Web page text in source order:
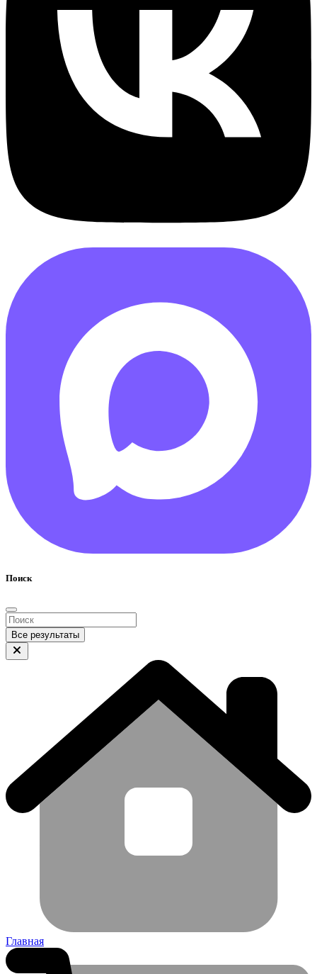
Поиск
Все результаты
Главная